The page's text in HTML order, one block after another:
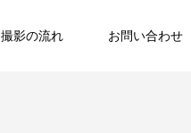
撮影の流れ お問い合わせ